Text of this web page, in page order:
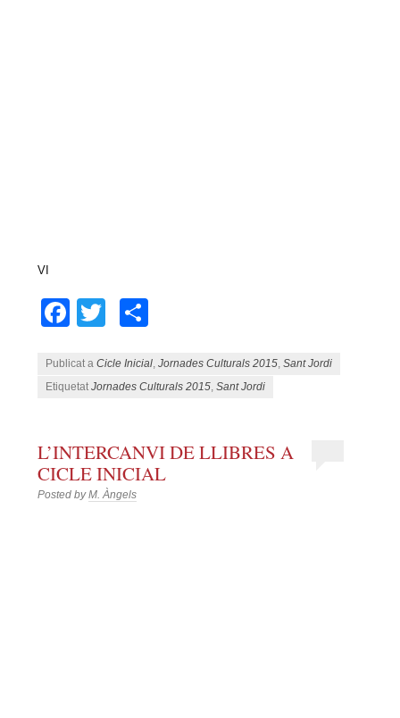
VI
Facebook
Twitter
Publicat aCicle Inicial ,Jornades Culturals 2015 ,Sant Jordi
EtiquetatJornades Culturals 2015 ,Sant Jordi
L’INTERCANVI DE LLIBRES A
CICLE INICIAL
Posted byM. Àngels